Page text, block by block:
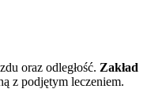
oraz odległość. Zakład
z podjętym leczeniem.